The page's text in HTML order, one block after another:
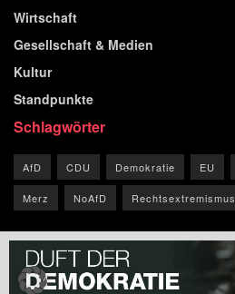
Wirtschaft
Gesellschaft & Medien
Kultur
Standpunkte
Schlagwörter
AfD CDU Demokratie EU
Merz NoAfD Rechtsextremismus
© 2026 Blog der Republik.